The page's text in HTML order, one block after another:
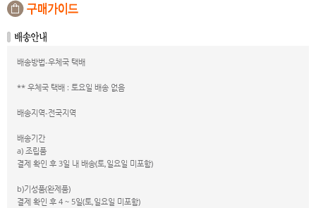
배송방법-우체국 택배
** 우체국 택배 : 토요일 배송 없음
배송지역-전국지역
배송기간
a) 조립품
결제 확인 후 3일 내 배송(토,일요일 미포함)
b)기성품(완제품)
결제 확인 후 4 ~ 5일(토,일요일 미포함)